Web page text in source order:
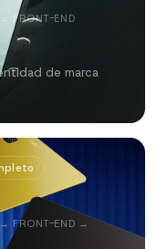
FRONT-END
de marca
FRONT-END →